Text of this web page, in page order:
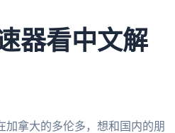
器看中文解
加拿大的多伦多，想和国内的朋